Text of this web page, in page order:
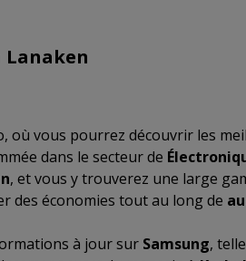
où vous pourrez découvrir les
dans le secteur de
, et vous y trouverez une large
des économies tout au long de
à jour sur Samsung,